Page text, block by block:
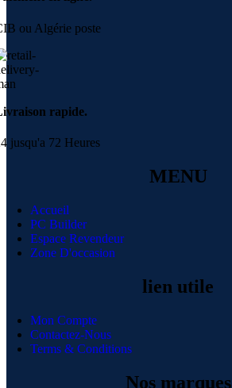
ou Algérie poste
rapide.
jusqu'a 72 Heures
MENU
Accueil
PC Builder
Espace Revendeur
Zone D'occasion
lien utile
Mon Compte
Contactez-Nous
Terms & Conditions
Nos marques